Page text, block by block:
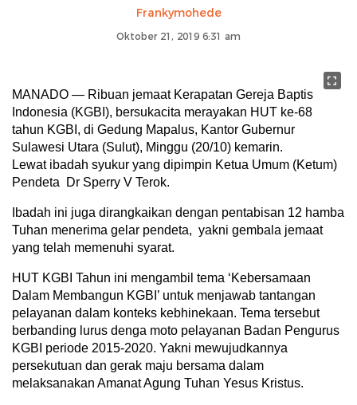
Frankymohede
Oktober 21, 2019 6:31 am
MANADO — Ribuan jemaat Kerapatan Gereja Baptis
Indonesia (KGBI), bersukacita merayakan HUT ke-68
tahun KGBI, di Gedung Mapalus, Kantor Gubernur
Sulawesi Utara (Sulut), Minggu (20/10) kemarin.
Lewat ibadah syukur yang dipimpin Ketua Umum (Ketum)
Pendeta Dr Sperry V Terok.
Ibadah ini juga dirangkaikan dengan pentabisan 12 hamba
Tuhan menerima gelar pendeta, yakni gembala jemaat
yang telah memenuhi syarat.
HUT KGBI Tahun ini mengambil tema ‘Kebersamaan
Dalam Membangun KGBI’ untuk menjawab tantangan
pelayanan dalam konteks kebhinekaan. Tema tersebut
berbanding lurus denga moto pelayanan Badan Pengurus
KGBI periode 2015-2020. Yakni mewujudkannya
persekutuan dan gerak maju bersama dalam
melaksanakan Amanat Agung Tuhan Yesus Kristus.